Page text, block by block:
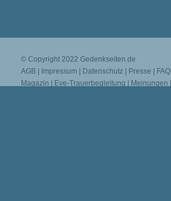
© Copyright 2022 Gedenkseiten.de
AGB
Impressum Datenschutz Presse
FAQ
Magazin
Eve-Trauerbegleitung Meinungen